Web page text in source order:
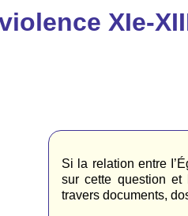
XIe-
Si la relation entre
sur cette question et
travers documents,